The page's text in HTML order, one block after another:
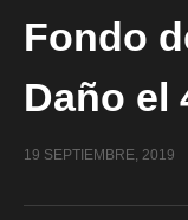
Fondo
Daño el
19 SEPTIEMBRE, 2019